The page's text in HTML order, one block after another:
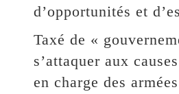
d’opportunités et
Taxé de «
s’attaquer aux
en charge des